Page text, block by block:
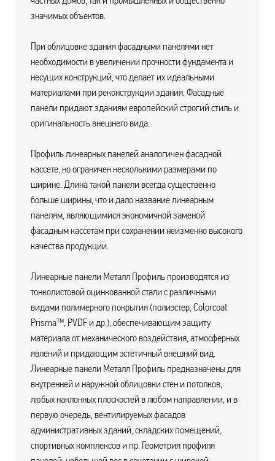
значимых объектов.
При облицовке здания фасадными панелями нет
необходимости в увеличении прочности фундамента и
несущих конструкций, что делает их идеальными
материалами при реконструкции здания. Фасадные
панели придают зданиям европейский строгий стиль и
оригинальность внешнего вида.
Профиль линеарных панелей аналогичен фасадной
кассете, но ограничен несколькими размерами по
ширине. Длина такой панели всегда существенно
больше ширины, что и дало название линеарным
панелям, являющимися экономичной заменой
фасадным кассетам при сохранении неизменно высокого
качества продукции.
Линеарные панели Металл Профиль производятся из
тонколистовой оцинкованной стали с различными
видами полимерного покрытия (полиэстер, Colorcoat
Prisma™, PVDF и др.), обеспечивающим защиту
материала от механического воздействия, атмосферных
явлений и придающим эстетичный внешний вид.
Линеарные панели Металл Профиль предназначены для
внутренней и наружной облицовки стен и потолков,
любых наклонных плоскостей в любом направлении, и в
первую очередь, вентилируемых фасадов
административных зданий, складских помещений,
спортивных комплексов и пр. Геометрия профиля